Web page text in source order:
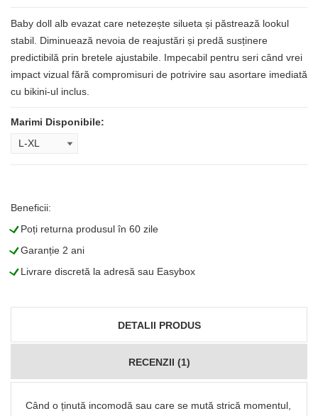
Baby doll alb evazat care netezește silueta și păstrează lookul
stabil. Diminuează nevoia de reajustări și predă susținere
predictibilă prin bretele ajustabile. Impecabil pentru seri când vrei
impact vizual fără compromisuri de potrivire sau asortare imediată
cu bikini-ul inclus.
Marimi Disponibile:
Beneficii:
LPoți returna produsul în 60 zile
LGaranție 2 ani
LLivrare discretă la adresă sau Easybox
DETALII PRODUS
RECENZII (1)
Când o ținută incomodă sau care se mută strică momentul,